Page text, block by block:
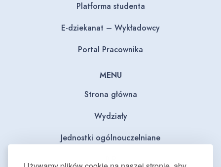
Platforma studenta
E-dziekanat – Wykładowcy
Portal Pracownika
MENU
Strona główna
Wydziały
Jednostki ogólnouczelniane